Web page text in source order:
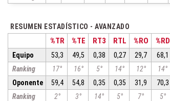
RESUMEN ESTADÍSTICO - AVANZADO
%TR %TE RT3 RTL %RO %RD
Equipo 53,3 49,5 0,38 0,27 29,7 68,1
Ranking
17° 16° 5° 14° 12° 14°
Oponente
59,4 54,8 0,35 0,35 31,9 70,3
Ranking
2° 3° 14° 5° 7° 5°